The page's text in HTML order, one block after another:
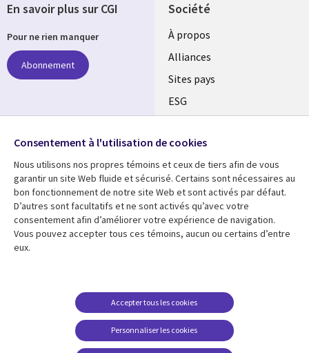
Société
À propos
Alliances
Sites pays
ESG
Fusions
Salle de presse
Ressources
Articles
Études de cas
Baladodiffusions
Support
Restrictions et
conditions juridiques
Carrières FAQ
En savoir plus sur CGI
Pour ne rien manquer
Abonnement
Suivez-nous
Social
Media
Global
FR
Consentement à l'utilisation de cookies
Nous utilisons nos propres témoins et ceux de tiers afin de vous
garantir un site Web fluide et sécurisé. Certains sont nécessaires au
bon fonctionnement de notre site Web et sont activés par défaut.
D’autres sont facultatifs et ne sont activés qu’avec votre
consentement afin d’améliorer votre expérience de navigation.
Vous pouvez accepter tous ces témoins, aucun ou certains d’entre
eux.
Personnaliser les cookies
Accepter tous les cookies